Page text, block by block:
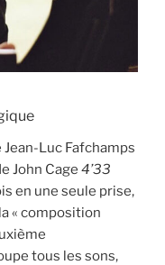
Luc Fafchamps
John Cage 4’33
en une seule prise,
« composition
tous les sons,